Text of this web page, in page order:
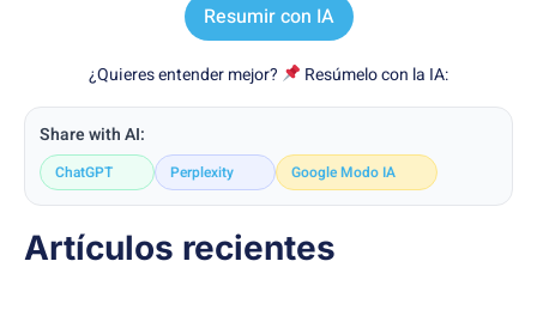
Resumir con IA
¿Quieres entender mejor? Resúmelo con la IA:
Share with AI:
ChatGPT Perplexity Google Modo IA
Artículos recientes